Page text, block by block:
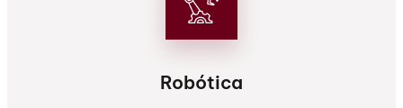
Robótica